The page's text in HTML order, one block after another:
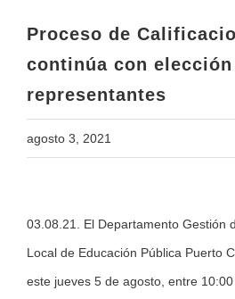
Proceso de
continúa con elección
representantes
agosto 3, 2021
Larger
Image
03.08.21. El Departamento Gestión
Local de Educación Pública Puerto
este jueves 5 de agosto, entre